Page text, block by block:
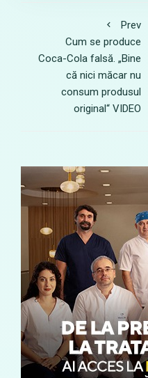
Prev
Cum se produce
Coca-Cola falsă. „Bine
că nici măcar nu
consum produsul
original“ VIDEO